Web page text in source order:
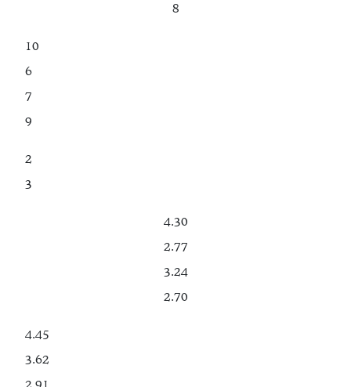
8
10
6
7
9
2
3
4.30
2.77
3.24
2.70
4.45
3.62